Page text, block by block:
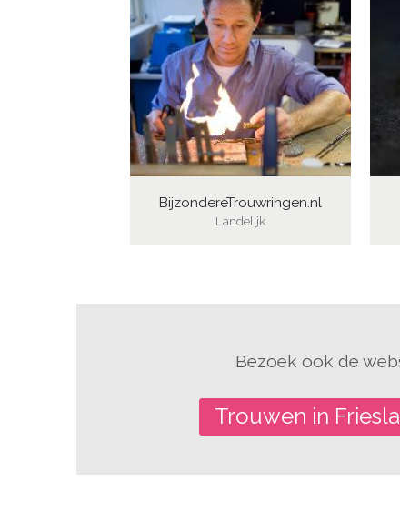
BijzondereTrouwringen.nl
Landelijk
Bezoek ook de
Trouwen in